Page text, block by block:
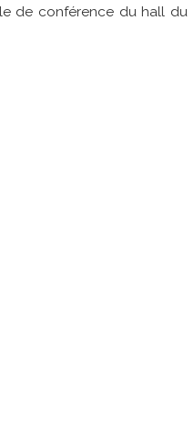
de conférence du hall du